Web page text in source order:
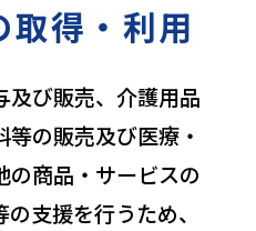
得・利用
及び販売、介護用品
の販売及び医療・
の商品・サービスの
支援を行うため、